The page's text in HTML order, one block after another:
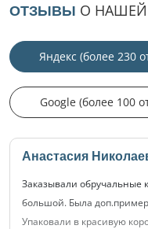
ОТЗЫВЫ О НАШЕЙ
Яндекс (более 230
Google (более 100
Анастасия
Заказывали обручальные
большой. Была
Упаковали в красивую